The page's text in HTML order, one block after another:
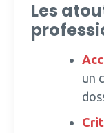
Les
un